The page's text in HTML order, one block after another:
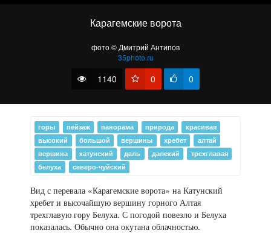
фото © Дмитрий Антипов
35photo.ru
Карагемские ворота
1140 0 0
горы пейзаж панорама природа
красивая
высокий
большой вершины хребет
алтай
вершина
катунский даль далекий
трехглавая
белуха
северо-чуйский
Вид с перевала «Карагемские ворота» на Катунский
хребет и высочайшую вершину горного Алтая
трехглавую гору Белуха. С погодой повезло и Белуха
показалась. Обычно она окутана облачностью.